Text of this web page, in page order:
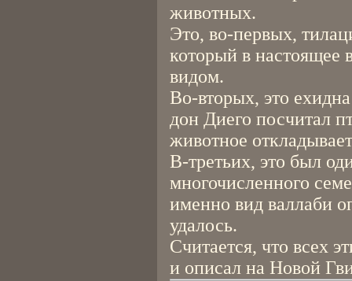
животных.
Это, во-первых,
который в настоящее
видом.
Во-вторых, это
дон Диего посчитал
животное
В-третьих, это был
многочисленного
именно вид валлаби
удалось.
Считается, что всех
и описал на Новой